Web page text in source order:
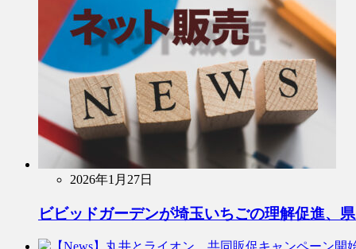
2026年1月27日
ビビッドガーデンが埼玉いちごの理解促進、